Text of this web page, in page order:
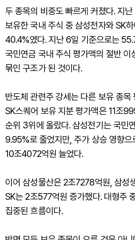
두 종목의 비중도 빠르게 커졌다. 지난
보유한 국내 주식 중 삼성전자와 SK
40.4%였다. 지난 6일 기준으로는
국민연금 국내 주식 평가액의 절반 이
묶인 구조가 된 것이다.
반도체 관련주 강세는 다른 보유 종목
SK스퀘어 보유 지분 평가액은 11조
순위 3위에 올랐다. 삼성전기는 국민
9.95%로 줄었지만, 주가 상승 영향으
10조4072억원 늘었다.
이어 삼성물산은 2조7278억원, 삼성
SK는 2조577억원 증가했다. 대형주
집중된 흐름이다.